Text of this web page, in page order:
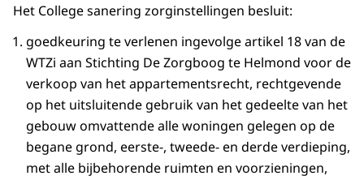
Het College sanering zorginstellingen besluit:
goedkeuring te verlenen ingevolge artikel 18 van de
WTZi aan Stichting De Zorgboog te Helmond voor de
verkoop van het appartementsrecht, rechtgevende
op het uitsluitende gebruik van het gedeelte van het
gebouw omvattende alle woningen gelegen op de
begane grond, eerste-, tweede- en derde verdieping,
met alle bijbehorende ruimten en voorzieningen,